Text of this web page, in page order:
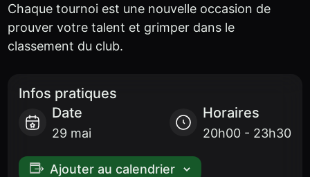
Chaque tournoi est une nouvelle occasion de
prouver votre talent et grimper dans le
classement du club.
Infos pratiques
Date
29 mai
Horaires
20h00 - 23h30
Ajouter au calendrier